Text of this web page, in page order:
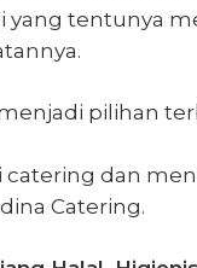
yang tentunya
pilihan
catering dan
Catering.